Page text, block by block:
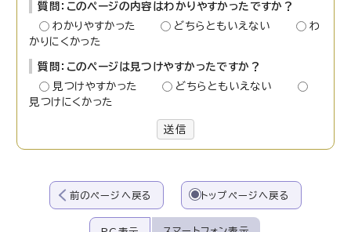
質問：このページの内容はわかりやすかったですか？
わかりやすかった
どちらともいえない
わ
かりにくかった
質問：このページは見つけやすかったですか？
見つけやすかった
どちらともいえない
見つけにくかった
送信
前のページへ戻る トップページへ戻る